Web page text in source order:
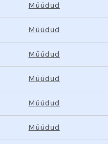
Müüdud
Müüdud
Müüdud
Müüdud
Müüdud
Müüdud